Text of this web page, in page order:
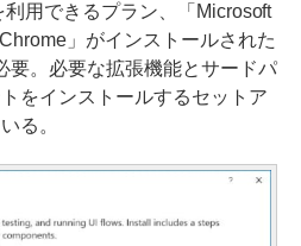
用できるプラン、「Microsoft
」がインストールされた
要。必要な拡張機能とサードパ
をインストールするセットア
る。